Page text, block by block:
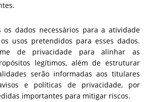
os dados necessários para a atividade
usos pretendidos para esses dados.
de privacidade para alinhar as
legítimos, além de estruturar
serão informadas aos titulares
e políticas de privacidade, por
importantes para mitigar riscos.